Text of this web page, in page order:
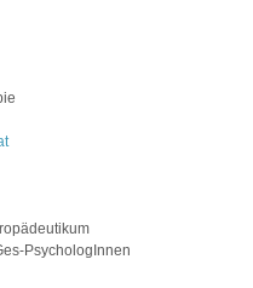
PsychologInnen